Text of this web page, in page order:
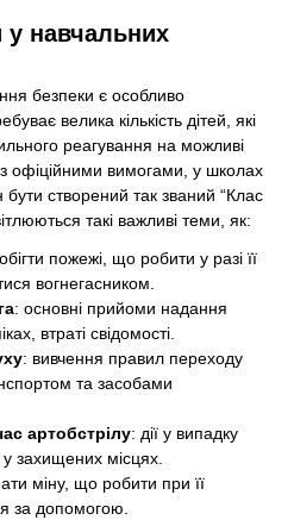
у навчальних
безпеки є особливо
велика кількість дітей, які
реагування на можливі
з офіційними вимогами, у школах
бути створений так званий “Клас
такі важливі теми, як:
пожежі, що робити у разі її
вогнегасником.
: основні прийоми надання
втраті свідомості.
: вивчення правил переходу
та засобами
артобстрілу: дії у випадку
захищених місцях.
міну, що робити при її
за допомогою.